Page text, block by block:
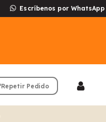
Escríbenos por WhatsApp
Repetir Pedido